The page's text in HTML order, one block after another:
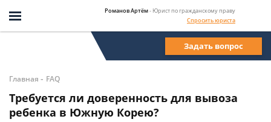
Романов Артём- Юрист по гражданскому праву
Спросить юриста
Задать вопрос
Главная - FAQ
Требуется ли доверенность для вывоза
ребенка в Южную Корею?